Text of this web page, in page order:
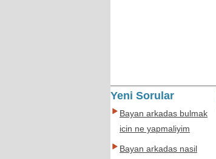
Yeni Sorular
Bayan arkadas bulmak
icin ne yapmaliyim
Bayan arkadas nasil